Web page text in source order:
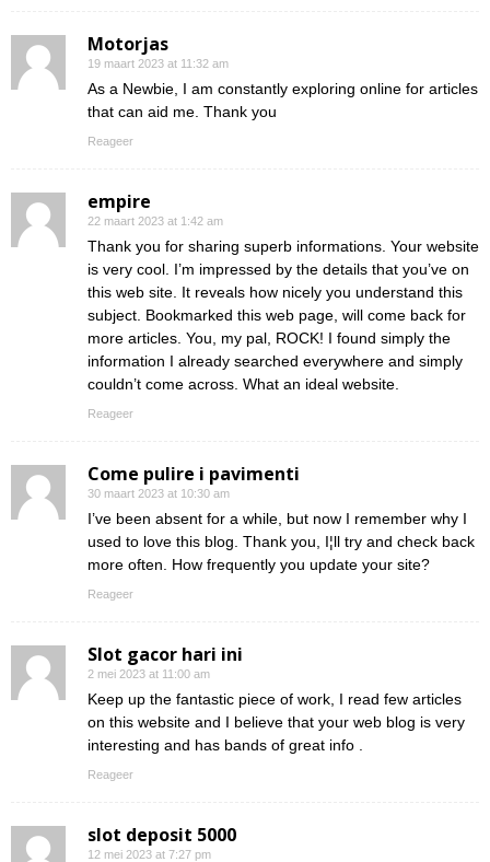
Motorjas
19 maart 2023 at 11:32 am
As a Newbie, I am constantly exploring online for articles
that can aid me. Thank you
Reageer
empire
22 maart 2023 at 1:42 am
Thank you for sharing superb informations. Your website
is very cool. I’m impressed by the details that you’ve on
this web site. It reveals how nicely you understand this
subject. Bookmarked this web page, will come back for
more articles. You, my pal, ROCK! I found simply the
information I already searched everywhere and simply
couldn’t come across. What an ideal website.
Reageer
Come pulire i pavimenti
30 maart 2023 at 10:30 am
I’ve been absent for a while, but now I remember why I
used to love this blog. Thank you, I¦ll try and check back
more often. How frequently you update your site?
Reageer
Slot gacor hari ini
2 mei 2023 at 11:00 am
Keep up the fantastic piece of work, I read few articles
on this website and I believe that your web blog is very
interesting and has bands of great info .
Reageer
slot deposit 5000
12 mei 2023 at 7:27 pm